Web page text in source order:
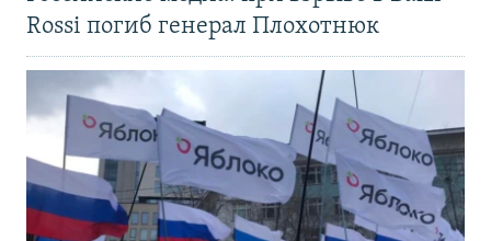
Rossi погиб генерал Плохотнюк